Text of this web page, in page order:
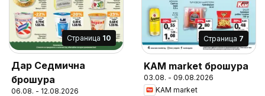
Cтраница 10
Дар Седмична
брошура
06.08. - 12.08.2026
Cтраница 7
KAM market брошура
03.08. - 09.08.2026
KAM market